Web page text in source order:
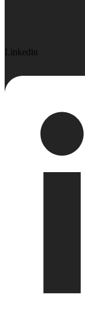
Linkedin